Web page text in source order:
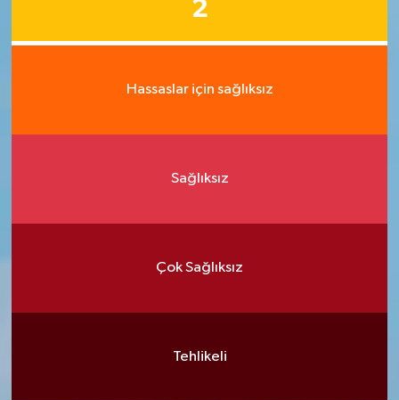
2
Hassaslar için sağlıksız
Sağlıksız
Çok Sağlıksız
Tehlikeli